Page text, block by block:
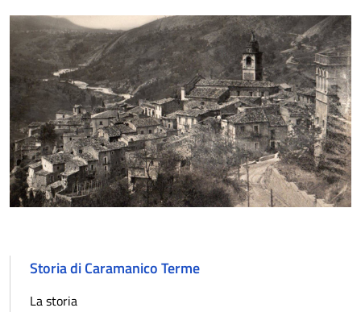
Storia di Caramanico Terme
La storia